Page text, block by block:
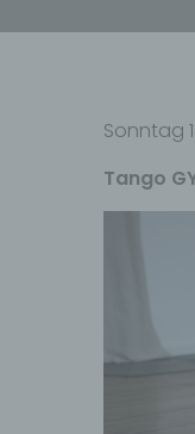
Sonntag
Tango